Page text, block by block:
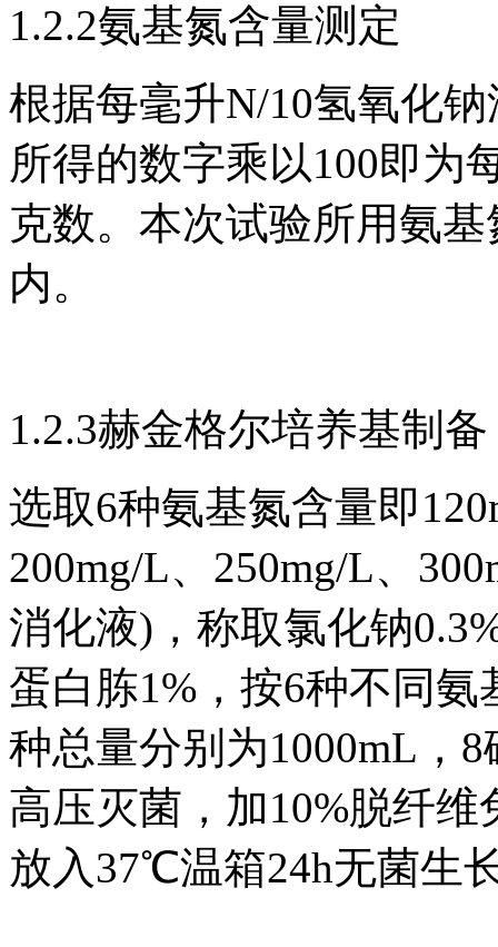
1.2.2氨基氮含量测定
根据每毫升N/10氢氧化
所得的数字乘以100即为
克数。本次试验所用氨
内。
1.2.3赫金格尔培养基制备
选取6种氨基氮含量即
200mg/L、250mg/L、
消化液)，称取氯化钠
蛋白胨1%，按6种不同
种总量分别为1000mL，
高压灭菌，加10%脱纤
放入37℃温箱24h无菌生